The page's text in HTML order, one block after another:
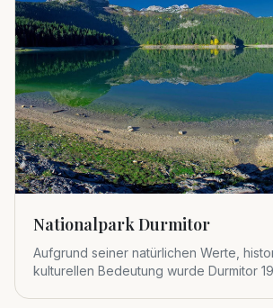
Nationalpark Durmitor
Aufgrund seiner natürlichen Werte,
kulturellen Bedeutung wurde Durmitor